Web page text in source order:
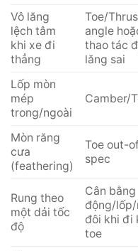
Vô lăng
lệch tâm
khi xe đi
thẳng
Toe/
angle
thao tác
lăng sai
Lốp mòn
mép
trong/ngoài
Camber/
Mòn răng
cưa
(feathering)
Toe out-
spec
Rung theo
một dải tốc
độ
Cân bằng
động/lốp/
đôi khi đi
toe